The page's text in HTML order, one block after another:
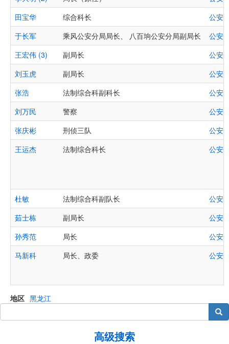
田宝华
综合科长
公安
于长军
乘风公安分局局长、 八百垧公安分局副局长
公安
王宏伟 (3)
副局长
公安
刘玉虎
副局长
公安
张浩
法制综合科副科长
公安
刘万民
警察
公安
张庆彬
刑侦三队
公安
王运杰
法制综合科长 公安
杜敏 法制综合科副队长
公安
茹士栋
副局长
公安
孙秀范
局长
公安
马新科
局长、政委 公安
地区 黑龙江
搜索
高级搜索